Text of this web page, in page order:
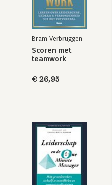
Bram Verbruggen
Scoren met
teamwork
€ 26,95